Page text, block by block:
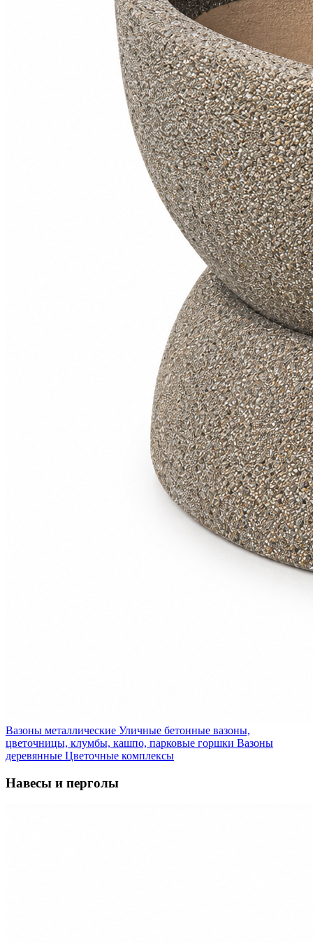
Вазоны металлические Уличные бетонные вазоны,
цветочницы, клумбы, кашпо, парковые горшки Вазоны
деревянные Цветочные комплексы
Навесы и перголы